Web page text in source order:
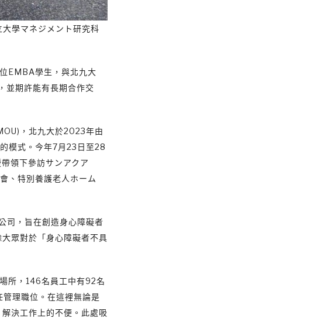
學マネジメント研究科
EMBA學生，與北九大
並期許能有長期合作交
，北九大於2023年由
模式。今年7月23日至28
領下參訪サンアクア
、特別養護老人ホーム
司，旨在創造身心障礙者
眾對於「身心障礙者不具
所，146名員工中有92名
理職位。在這裡無論是
決工作上的不便。此處吸